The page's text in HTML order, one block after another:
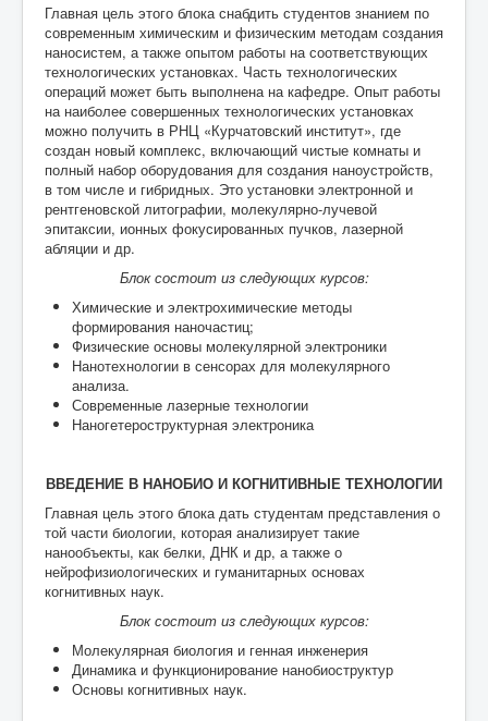
Главная цель этого блока снабдить студентов знанием по
современным химическим и физическим методам создания
наносистем, а также опытом работы на соответствующих
технологических установках. Часть технологических
операций может быть выполнена на кафедре. Опыт работы
на наиболее совершенных технологических установках
можно получить в РНЦ «Курчатовский институт», где
создан новый комплекс, включающий чистые комнаты и
полный набор оборудования для создания наноустройств,
в том числе и гибридных. Это установки электронной и
рентгеновской литографии, молекулярно-лучевой
эпитаксии, ионных фокусированных пучков, лазерной
абляции и др.
Блок состоит из следующих курсов:
Химические и электрохимические методы
формирования наночастиц;
Физические основы молекулярной электроники
Нанотехнологии в сенсорах для молекулярного
анализа.
Современные лазерные технологии
Наногетероструктурная электроника
ВВЕДЕНИЕ В НАНОБИО И КОГНИТИВНЫЕ ТЕХНОЛОГИИ
Главная цель этого блока дать студентам представления о
той части биологии, которая анализирует такие
нанообъекты, как белки, ДНК и др, а также о
нейрофизиологических и гуманитарных основах
когнитивных наук.
Блок состоит из следующих курсов:
Молекулярная биология и генная инженерия
Динамика и функционирование нанобиоструктур
Основы когнитивных наук.